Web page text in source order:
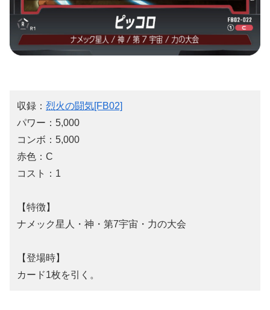
収録： 烈火の闘気[FB02]
パワー：5,000
コンボ：5,000
赤色：C
コスト：1
【特徴】
ナメック星人・神・第7宇宙・力の大会
【登場時】
カード1枚を引く。